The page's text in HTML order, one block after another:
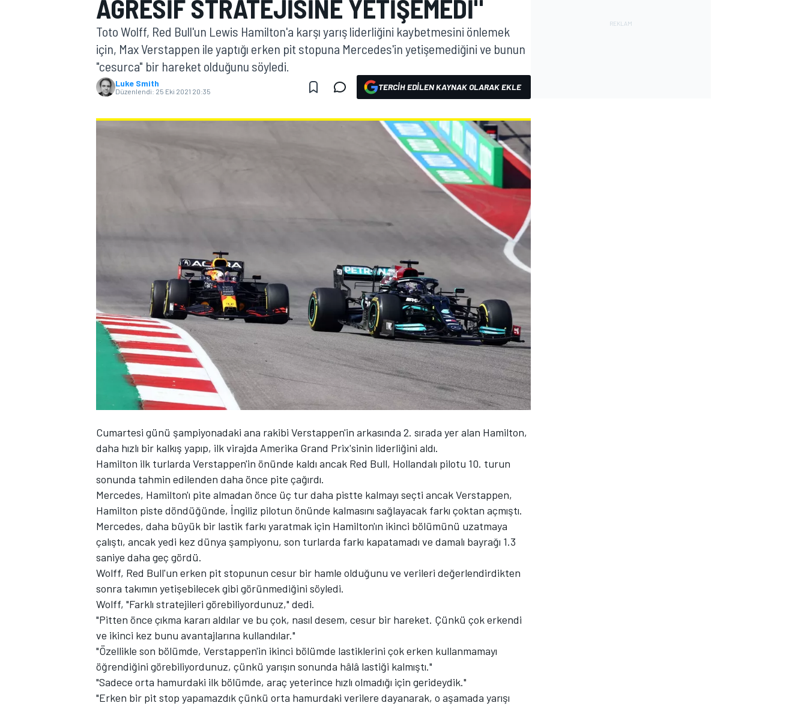
MOTOGP
TÜRK SPORCULAR
AGRESIF STRATEJISINE YETIŞEMEDI"
Toto Wolff, Red Bull'un Lewis Hamilton'a karşı yarış liderliğini kaybetmesini önlemek
için, Max Verstappen ile yaptığı erken pit stopuna Mercedes'in yetişemediğini ve bunun
"cesurca" bir hareket olduğunu söyledi.
Luke Smith
Düzenlendi: 25 Eki 2021 20:35 TERCIH EDILEN KAYNAK OLARAK EKLE
Cumartesi günü şampiyonadaki ana rakibi Verstappen'in arkasında 2. sırada yer alan Hamilton,
daha hızlı bir kalkış yapıp, ilk virajda Amerika Grand Prix'sinin liderliğini aldı.
Hamilton ilk turlarda Verstappen'in önünde kaldı ancak Red Bull, Hollandalı pilotu 10. turun
sonunda tahmin edilenden daha önce pite çağırdı.
Mercedes, Hamilton'ı pite almadan önce üç tur daha pistte kalmayı seçti ancak Verstappen,
Hamilton piste döndüğünde, İngiliz pilotun önünde kalmasını sağlayacak farkı çoktan açmıştı.
Mercedes, daha büyük bir lastik farkı yaratmak için Hamilton'ın ikinci bölümünü uzatmaya
çalıştı, ancak yedi kez dünya şampiyonu, son turlarda farkı kapatamadı ve damalı bayrağı 1.3
saniye daha geç gördü.
Wolff, Red Bull'un erken pit stopunun cesur bir hamle olduğunu ve verileri değerlendirdikten
sonra takımın yetişebilecek gibi görünmediğini söyledi.
Wolff, "Farklı stratejileri görebiliyordunuz," dedi.
"Pitten önce çıkma kararı aldılar ve bu çok, nasıl desem, cesur bir hareket. Çünkü çok erkendi
ve ikinci kez bunu avantajlarına kullandılar."
"Özellikle son bölümde, Verstappen'in ikinci bölümde lastiklerini çok erken kullanmamayı
öğrendiğini görebiliyordunuz, çünkü yarışın sonunda hâlâ lastiği kalmıştı."
"Sadece orta hamurdaki ilk bölümde, araç yeterince hızlı olmadığı için gerideydik."
"Erken bir pit stop yapamazdık çünkü orta hamurdaki verilere dayanarak, o aşamada yarışı